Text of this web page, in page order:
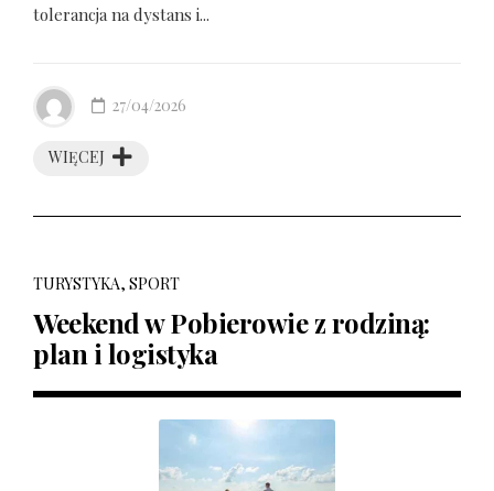
tolerancja na dystans i...
WIĘCEJ
27/04/2026
TURYSTYKA, SPORT
Weekend w Pobierowie z rodziną:
plan i logistyka